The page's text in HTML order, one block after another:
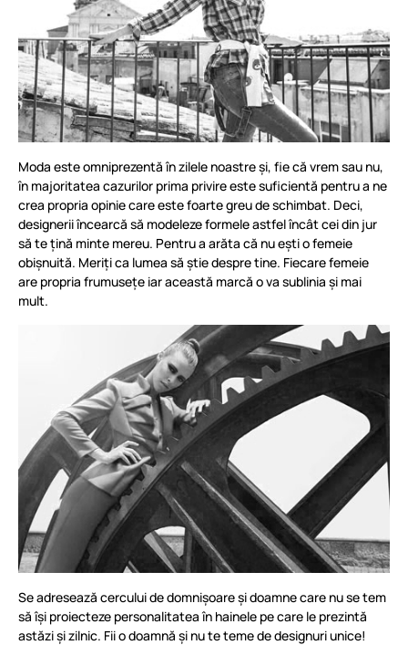
Moda este omniprezentă în zilele noastre și, fie că vrem sau nu,
în majoritatea cazurilor prima privire este suficientă pentru a ne
crea propria opinie care este foarte greu de schimbat. Deci,
designerii încearcă să modeleze formele astfel încât cei din jur
să te țină minte mereu. Pentru a arăta că nu ești o femeie
obișnuită. Meriți ca lumea să știe despre tine. Fiecare femeie
are propria frumusețe iar această marcă o va sublinia și mai
mult.
Se adresează cercului de domnișoare și doamne care nu se tem
să își proiecteze personalitatea în hainele pe care le prezintă
astăzi și zilnic. Fii o doamnă și nu te teme de designuri unice!